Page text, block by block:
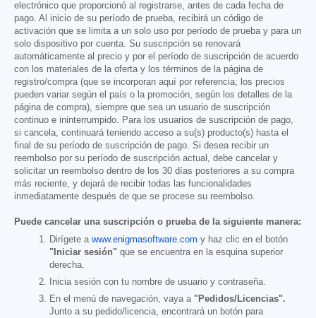
electrónico que proporcionó al registrarse, antes de cada fecha de
pago. Al inicio de su período de prueba, recibirá un código de
activación que se limita a un solo uso por período de prueba y para un
solo dispositivo por cuenta. Su suscripción se renovará
automáticamente al precio y por el período de suscripción de acuerdo
con los materiales de la oferta y los términos de la página de
registro/compra (que se incorporan aquí por referencia; los precios
pueden variar según el país o la promoción, según los detalles de la
página de compra), siempre que sea un usuario de suscripción
continuo e ininterrumpido. Para los usuarios de suscripción de pago,
si cancela, continuará teniendo acceso a su(s) producto(s) hasta el
final de su período de suscripción de pago. Si desea recibir un
reembolso por su período de suscripción actual, debe cancelar y
solicitar un reembolso dentro de los 30 días posteriores a su compra
más reciente, y dejará de recibir todas las funcionalidades
inmediatamente después de que se procese su reembolso.
Puede cancelar una suscripción o prueba de la siguiente manera:
Dirígete a www.enigmasoftware.com y haz clic en el botón
"Iniciar sesión" que se encuentra en la esquina superior
derecha.
Inicia sesión con tu nombre de usuario y contraseña.
En el menú de navegación, vaya a "Pedidos/Licencias".
Junto a su pedido/licencia, encontrará un botón para